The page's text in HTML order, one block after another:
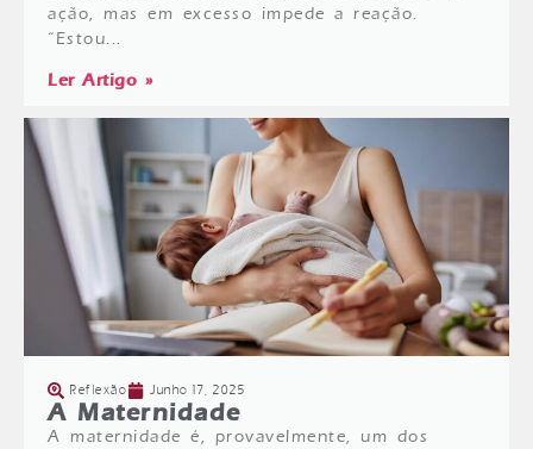
ação, mas em excesso impede a reação.
“Estou...
Ler Artigo »
Reflexão Junho 17, 2025
A Maternidade
A maternidade é, provavelmente, um dos